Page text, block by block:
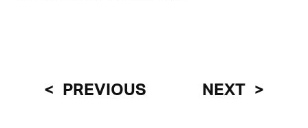
PREVIOUS NEXT